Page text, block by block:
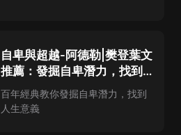
自卑與超越-阿德勒|樊登葉文
推薦：發掘自卑潛力，找到人
生意義
百年經典教你發掘自卑潛力，找到
人生意義